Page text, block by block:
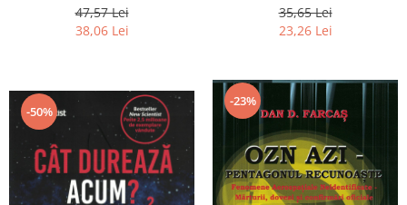
47,57 Lei
38,06 Lei
35,65 Lei
23,26 Lei
-50%
-23%